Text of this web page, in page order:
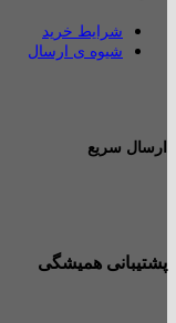
شرایط خرید
شیوه ی ارسال
ارسال سریع
پشتیبانی همیشگی